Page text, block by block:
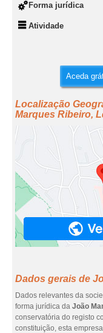
Forma jurídica
Atividade
Aceda
Localização
Marques Ribeiro,
Dados gerais de
Dados relevantes da
forma jurídica da João
conservatória do registo
constituição, esta